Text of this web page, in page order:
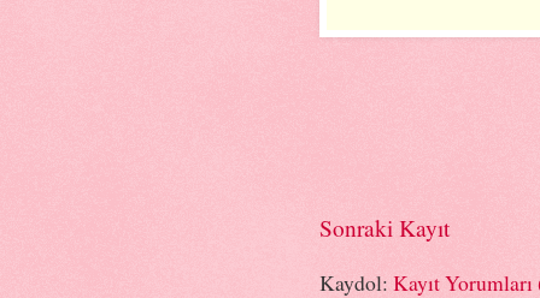
Sonraki Kayıt
Kaydol: Kayıt